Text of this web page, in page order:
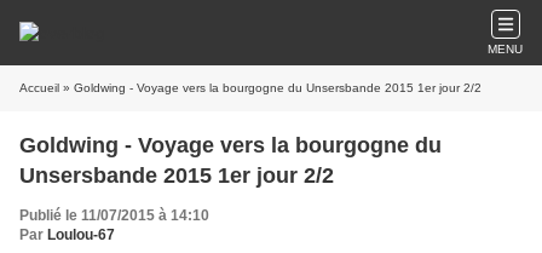
MENU
Accueil » Goldwing - Voyage vers la bourgogne du Unsersbande 2015 1er jour 2/2
Goldwing - Voyage vers la bourgogne du
Unsersbande 2015 1er jour 2/2
Publié le 11/07/2015 à 14:10
Par Loulou-67